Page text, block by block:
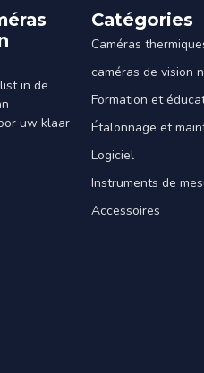
in de
uw klaar
Catégories
Caméras
caméras de vision
Formation et
Étalonnage et
Logiciel
Instruments de
Accessoires